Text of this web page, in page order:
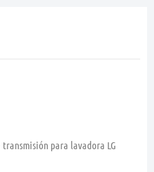
para lavadora LG